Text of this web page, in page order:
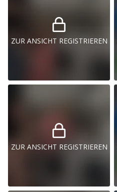
ZUR ANSICHT REGISTRIEREN
ZUR ANSICHT REGISTRIEREN